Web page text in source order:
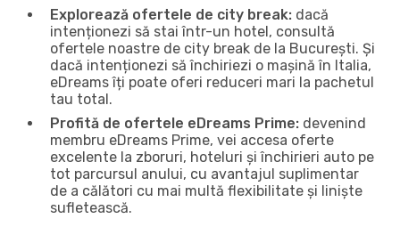
Explorează ofertele de city break: dacă
intenționezi să stai într-un hotel, consultă
ofertele noastre de city break de la București. Și
dacă intenționezi să închiriezi o mașină în Italia,
eDreams îți poate oferi reduceri mari la pachetul
tau total.
Profită de ofertele eDreams Prime: devenind
membru eDreams Prime, vei accesa oferte
excelente la zboruri, hoteluri și închirieri auto pe
tot parcursul anului, cu avantajul suplimentar
de a călători cu mai multă flexibilitate și liniște
sufletească.